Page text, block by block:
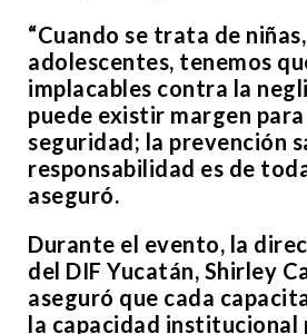
“Cuando se trata de
adolescentes, tenemos
implacables contra la
puede existir margen
seguridad; la prevención
responsabilidad es de
aseguró.
Durante el evento, la
del DIF Yucatán, Shirley
aseguró que cada
la capacidad institucional